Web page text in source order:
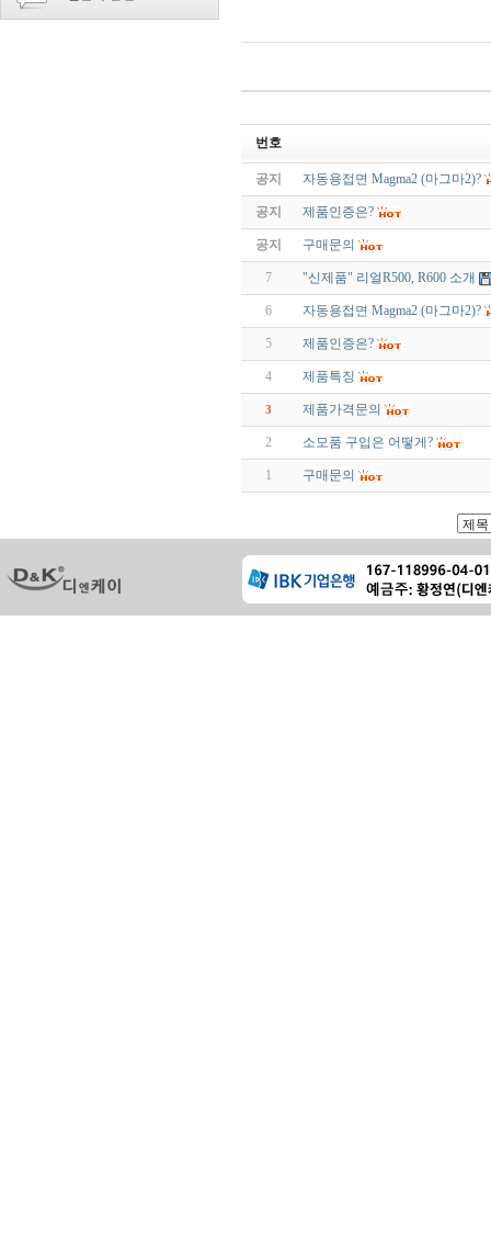
번호
공지 자동용접면 Magma2 (마그마2)?
공지 제품인증은?
공지 구매문의
7 "신제품" 리얼R500, R600 소개
6 자동용접면 Magma2 (마그마2)?
5 제품인증은?
4 제품특징
3 제품가격문의
2 소모품 구입은 어떻게?
1 구매문의